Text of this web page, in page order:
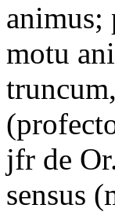
animus;
motu
jfr de
sensus